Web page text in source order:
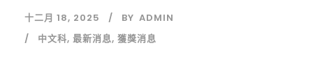
十二月 18, 2025 BY ADMIN
中文科, 最新消息, 獲獎消息